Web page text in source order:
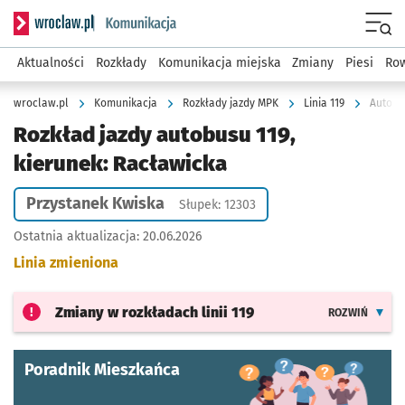
Serwis informacyjny wroclaw.pl podserwis: Komunikacja
Aktualności Rozkłady Komunikacja miejska Zmiany Piesi
wroclaw.pl Komunikacja Rozkłady jazdy MPK Linia 119
Rozkład jazdy autobusu 119,
kierunek: Racławicka
Przystanek Kwiska Słupek: 12303
Ostatnia aktualizacja: 20.06.2026
Linia zmieniona
Zmiany w rozkładach linii 119 ROZWIŃ
Poradnik Mieszkańca